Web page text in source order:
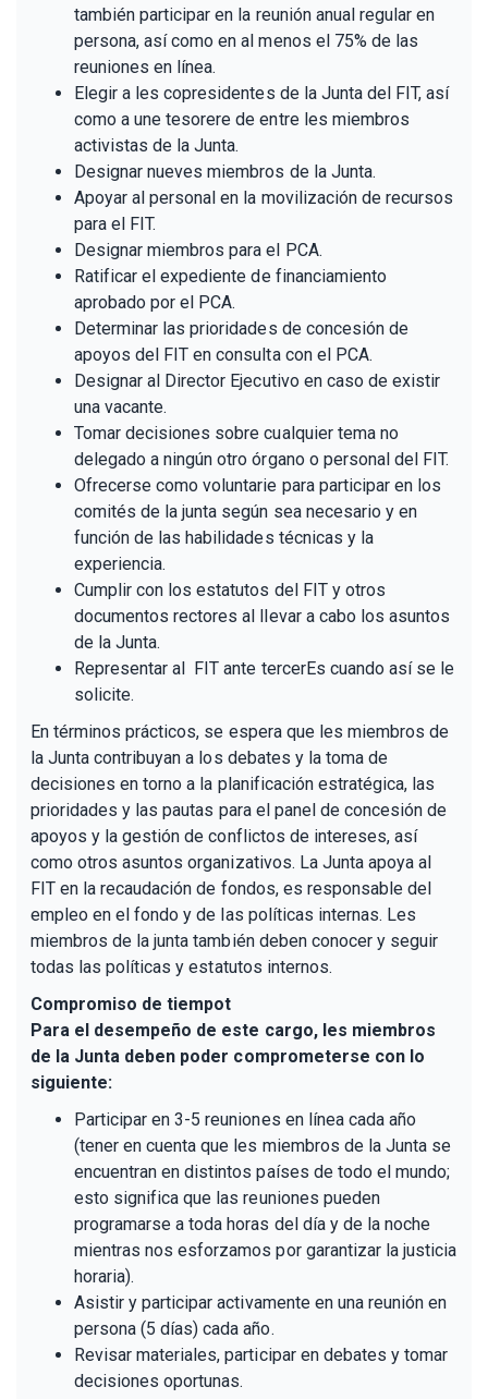
también participar en la reunión anual regular en
persona, así como en al menos el 75% de las
reuniones en línea.
Elegir a les copresidentes de la Junta del FIT, así
como a une tesorere de entre les miembros
activistas de la Junta.
Designar nueves miembros de la Junta.
Apoyar al personal en la movilización de recursos
para el FIT.
Designar miembros para el PCA.
Ratificar el expediente de financiamiento
aprobado por el PCA.
Determinar las prioridades de concesión de
apoyos del FIT en consulta con el PCA.
Designar al Director Ejecutivo en caso de existir
una vacante.
Tomar decisiones sobre cualquier tema no
delegado a ningún otro órgano o personal del FIT.
Ofrecerse como voluntarie para participar en los
comités de la junta según sea necesario y en
función de las habilidades técnicas y la
experiencia.
Cumplir con los estatutos del FIT y otros
documentos rectores al llevar a cabo los asuntos
de la Junta.
Representar al FIT ante tercerEs cuando así se le
solicite.
En términos prácticos, se espera que les miembros de
la Junta contribuyan a los debates y la toma de
decisiones en torno a la planificación estratégica, las
prioridades y las pautas para el panel de concesión de
apoyos y la gestión de conflictos de intereses, así
como otros asuntos organizativos. La Junta apoya al
FIT en la recaudación de fondos, es responsable del
empleo en el fondo y de las políticas internas. Les
miembros de la junta también deben conocer y seguir
todas las políticas y estatutos internos.
Compromiso de tiempot
Para el desempeño de este cargo, les miembros
de la Junta deben poder comprometerse con lo
siguiente:
Participar en 3-5 reuniones en línea cada año
(tener en cuenta que les miembros de la Junta se
encuentran en distintos países de todo el mundo;
esto significa que las reuniones pueden
programarse a toda horas del día y de la noche
mientras nos esforzamos por garantizar la justicia
horaria).
Asistir y participar activamente en una reunión en
persona (5 días) cada año.
Revisar materiales, participar en debates y tomar
decisiones oportunas.